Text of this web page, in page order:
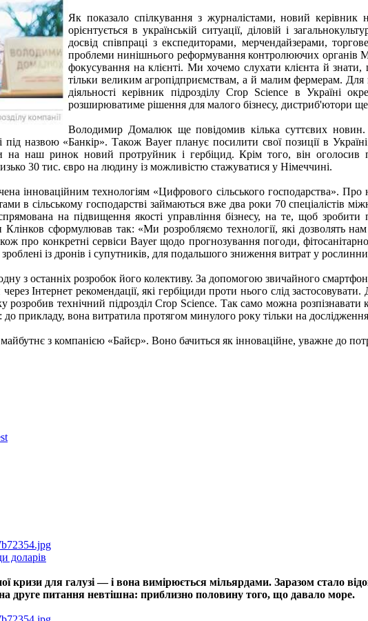
Як показало спілкування з журналістами, новий керівник
орієнтується в українській ситуації, діловій і
досвід співпраці з експедиторами, мерчендайзерами,
проблеми нинішнього реформування контролюючих
фокусування на клієнті. Ми хочемо слухати клієнта й
тільки великим агропідприємствам, а й малим фермерам.
діяльності керівник підрозділу Crop Science в
розширюватиме рішення для малого бізнесу, дистриб'ютори
Володимир Домалюк ще повідомив кілька суттєвих
під назвою «Банкір». Також Bayer планує посилити свої позиції в
на наш ринок новий протруйник і гербіцид. Крім того, він оголосив
30 тис. євро на людину із можливістю стажуватися у Німеччині.
інноваційним технологіям «Цифрового сільського господарства».
в сільському господарстві займаються вже два роки 70 спеціалістів
на підвищення якості управління бізнесу, на те, щоб
сформулював так: «Ми розробляємо технології, які дозволять
про конкретні сервіси Bayer щодо прогнозування погоди,
із дронів і супутників, для подальшого зниження витрат у
з останніх розробок його колективу. За допомогою звичайного
Інтернет рекомендації, які гербіциди проти нього слід
розробив технічний підрозділ Crop Science. Так само можна
до прикладу, вона витратила протягом минулого року тільки на
з компанією «Байєр». Воно бачиться як інноваційне, уважне до
доларів
кризи для галузі — і вона вимірюється мільярдами. Заразом стало
на друге питання невтішна: приблизно половину того, що давало море.